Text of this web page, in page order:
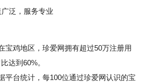
泛，服务专业
鸡地区，珍爱网拥有超过50万注册用
达到60%。
台统计，每100位通过珍爱网认识的宝